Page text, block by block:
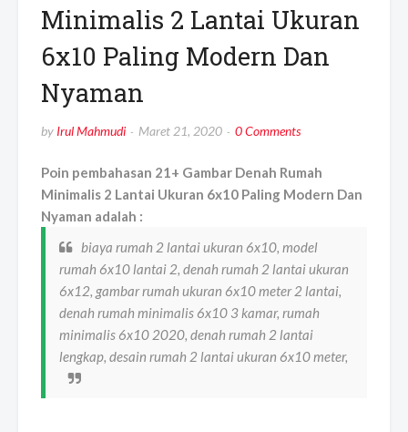
Minimalis 2 Lantai Ukuran
6x10 Paling Modern Dan
Nyaman
by Irul Mahmudi Maret 21, 2020 0 Comments
Poin pembahasan 21+ Gambar Denah Rumah
Minimalis 2 Lantai Ukuran 6x10 Paling Modern Dan
Nyaman adalah :
biaya rumah 2 lantai ukuran 6x10, model
rumah 6x10 lantai 2, denah rumah 2 lantai ukuran
6x12, gambar rumah ukuran 6x10 meter 2 lantai,
denah rumah minimalis 6x10 3 kamar, rumah
minimalis 6x10 2020, denah rumah 2 lantai
lengkap, desain rumah 2 lantai ukuran 6x10 meter,